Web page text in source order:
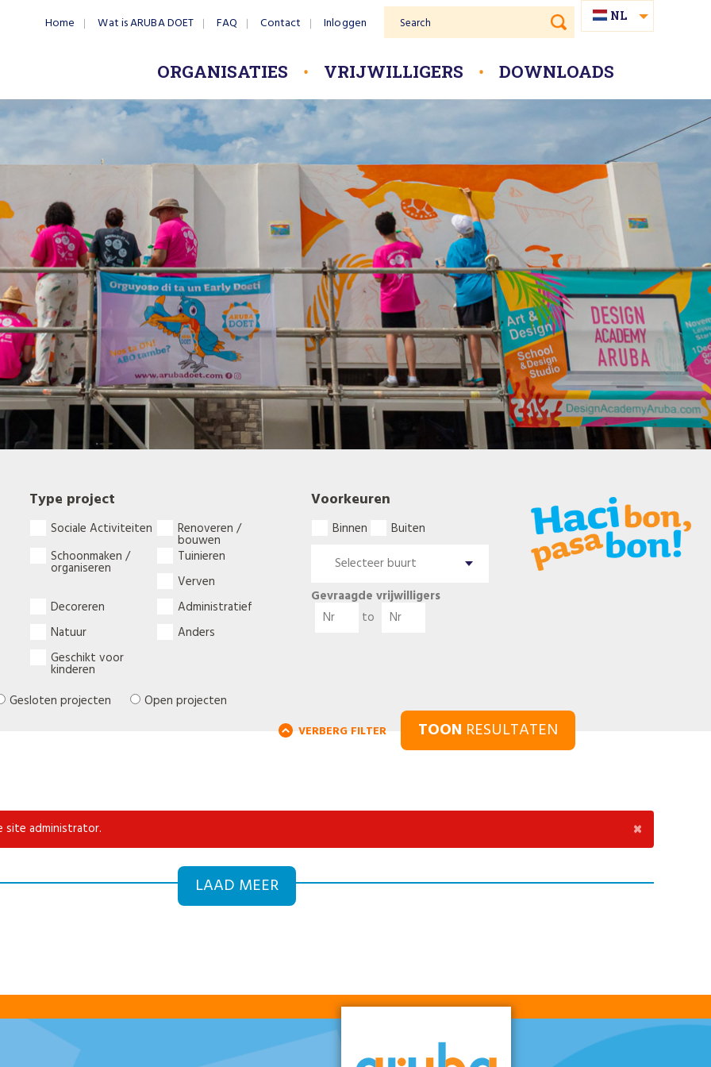
NL
ORGANISATIES VRIJWILLIGERS DOWNLOADS
Home Wat is ARUBA DOET FAQ Contact Inloggen Search
VERBERG FILTER TOON RESULTATEN
Type project
Sociale Activiteiten Renoveren /
bouwen
Schoonmaken /
organiseren
Tuinieren
Verven
Decoreren
Administratief
Natuur
Anders
Geschikt voor
kinderen
Voorkeuren
Binnen Buiten
Gevraagde vrijwilligers
to
Gesloten projecten Open projecten
×
site administrator.
LAAD MEER